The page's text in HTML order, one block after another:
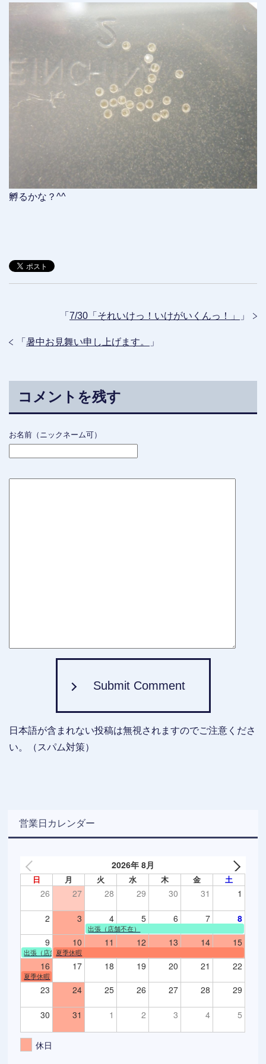
孵るかな？^^
「 7/30「それいけっ！いけがいくんっ！」 」
「 暑中お見舞い申し上げます。 」
コメントを残す
お名前（ニックネーム可）
Submit Comment
日本語が含まれない投稿は無視されますのでご注意くださ
い。（スパム対策）
営業日カレンダー
2026年 8月
日 月 火 水 木 金 土
26 27 28 29 30 31 1
2 3 4 5 6 7 8
出張（店舗不在）
9 10 11 12 13 14 15
出張（店舗不在）
夏季休暇
16 17 18 19 20 21 22
夏季休暇
23 24 25 26 27 28 29
30 31 1 2 3 4 5
休日